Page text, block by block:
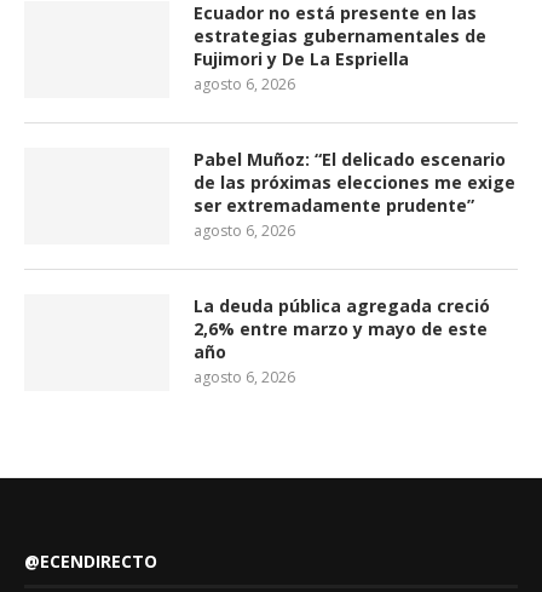
Ecuador no está presente en las
estrategias gubernamentales de
Fujimori y De La Espriella
agosto 6, 2026
Pabel Muñoz: “El delicado escenario
de las próximas elecciones me exige
ser extremadamente prudente”
agosto 6, 2026
La deuda pública agregada creció
2,6% entre marzo y mayo de este
año
agosto 6, 2026
@ECENDIRECTO